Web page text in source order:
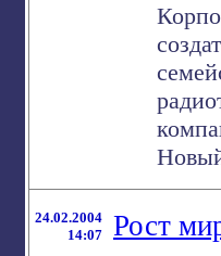
24.02.2004
14:07
Рост